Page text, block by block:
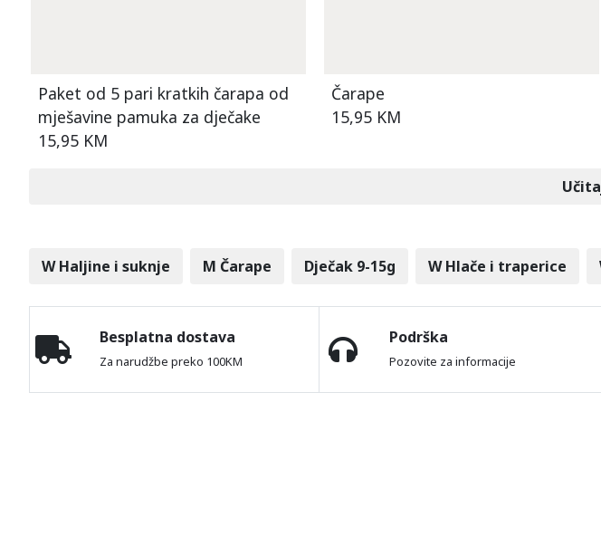
Paket od 5 pari kratkih čarapa od
mješavine pamuka za dječake
15,95 KM
Čarape
15,95 KM
W Haljine i suknje M Čarape Dječak 9-15g W Hlače i traperice
Besplatna dostava
Za narudžbe preko 100KM
Podrška
Pozovite za informacije